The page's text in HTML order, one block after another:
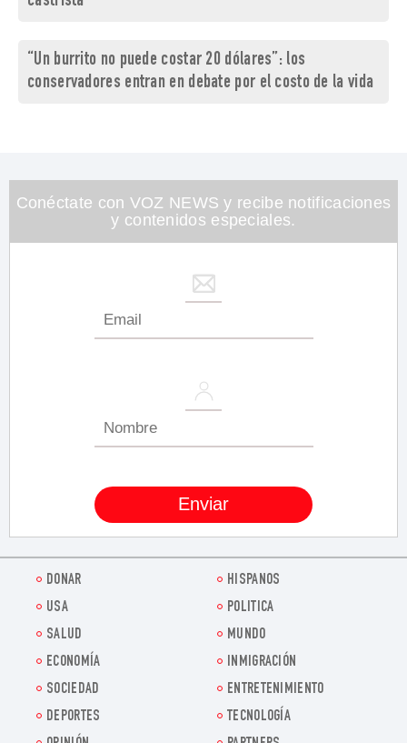
“Un burrito no puede costar 20 dólares”: los
conservadores entran en debate por el costo de la vida
Conéctate con VOZ NEWS y recibe notificaciones
y contenidos especiales.
DONAR
HISPANOS
USA
POLITICA
SALUD
MUNDO
ECONOMÍA
INMIGRACIÓN
SOCIEDAD
ENTRETENIMIENTO
DEPORTES
TECNOLOGÍA